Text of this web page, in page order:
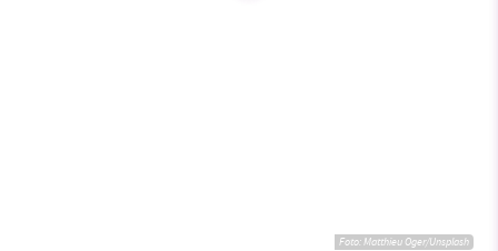
Foto:Matthieu Oger/Unsplash